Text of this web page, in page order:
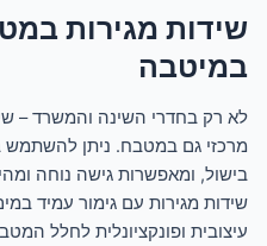
שידות מגירות
במיטבה
לא רק בחדרי השינה והמשרד –
מרכזי גם במטבח. ניתן להשתמש
בישול, ומאפשרות גישה נוחה
שידות מגירות עם גימור עמיד
עיצובית ופונקציונלית לחלל